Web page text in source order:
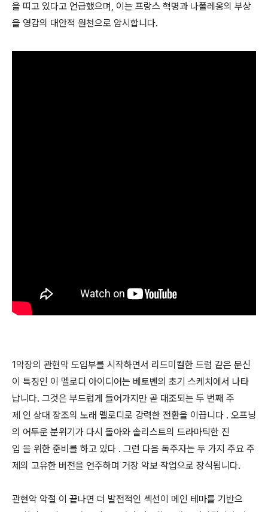
을 띠고 있다고 언급했으며, 이는 프랑스 혁명과 나폴레옹의 부상
을 영감의 대안적 원천으로 암시합니다.
1악장의 관현악 도입부를 시작하면서 리드미컬한 드럼 같은 문신
이 특징인 이 멜로디 아이디어는 베토벤의 초기 스케치에서 나타
납니다. 그것은 부드럽게 들어가지만 곧 대조되는 두 번째 주
제 인 상대 장조의 노래 멜로디로 강력한 전환을 이끕니다 . 오프닝
의 어두운 분위기가 다시 돌아와 솔리스트의 드라마틱한 진
입 을 위한 준비를 하고 있다 . 그런 다음 독주자는 두 가지 주요 주
제의 고유한 버전을 연주하며 거장 악보 작업으로 장식됩니다.
관현악 악절 이 끝나면 더 발전적인 섹션이 메인 테마를 기반으